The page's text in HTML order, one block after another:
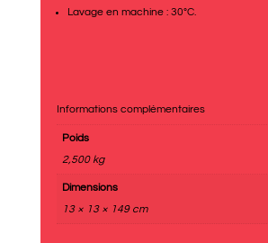
Lavage en machine : 30°C.
Informations complémentaires
Poids
2,500 kg
Dimensions
13 × 13 × 149 cm